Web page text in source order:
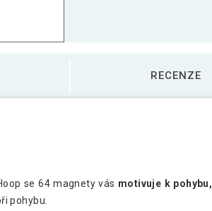
RECENZE
se 64 magnety vás motivuje k pohybu,
pohybu.